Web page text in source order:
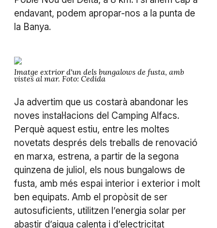
endavant, podem apropar-nos a la punta de
la Banya.
Imatge extrior d'un dels bungalows de fusta, amb
vistes al mar. Foto: Cedida
Ja advertim que us costarà abandonar les
noves instal·lacions del Camping Alfacs.
Perquè aquest estiu, entre les moltes
novetats després dels treballs de renovació
en marxa, estrena, a partir de la segona
quinzena de juliol, els nous bungalows de
fusta, amb més espai interior i exterior i molt
ben equipats. Amb el propòsit de ser
autosuficients, utilitzen l’energia solar per
abastir d’aigua calenta i d’electricitat